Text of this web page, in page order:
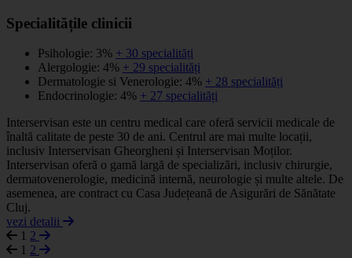
Specialitățile clinicii
Psihologie: 3% + 30 specialități
Alergologie: 4% + 29 specialități
Dermatologie si Venerologie: 4% + 28 specialități
Endocrinologie: 4% + 27 specialități
Interservisan este un centru medical care oferă servicii medicale de
înaltă calitate de peste 30 de ani. Centrul are mai multe locații,
inclusiv Interservisan Gheorgheni și Interservisan Moților.
Interservisan oferă o gamă largă de specializări, inclusiv chirurgie,
dermatovenerologie, medicină internă, neurologie și multe altele. De
asemenea, are contract cu Casa Județeană de Asigurări de Sănătate
Cluj.
vezi detalii
1 2
1 2